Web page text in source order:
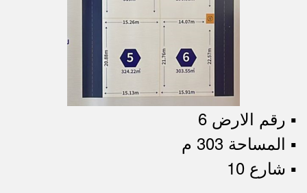
▪︎ رقم الارض 6
▪︎ المساحة 303 م
▪︎ شارع 10